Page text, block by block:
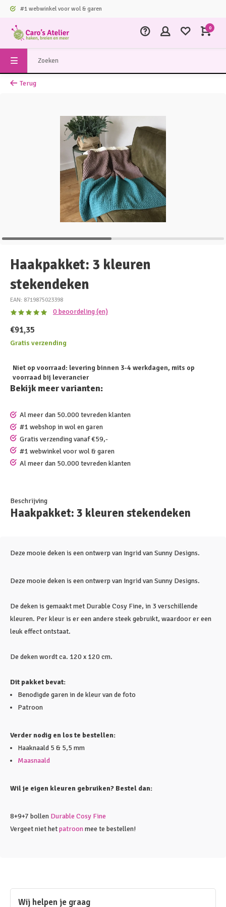
#1 webwinkel voor wol & garen
0
Terug
Haakpakket: 3 kleuren
stekendeken
EAN: 8719875023398
0 beoordeling (en)
€91,35
Gratis verzending
Niet op voorraad: levering binnen 3-4 werkdagen, mits op
voorraad bij leverancier
Bekijk meer varianten:
Al meer dan 50.000 tevreden klanten
#1 webshop in wol en garen
Gratis verzending vanaf €59,-
#1 webwinkel voor wol & garen
Al meer dan 50.000 tevreden klanten
Beschrijving
Haakpakket: 3 kleuren stekendeken
Deze mooie deken is een ontwerp van Ingrid van Sunny Designs.
Deze mooie deken is een ontwerp van Ingrid van Sunny Designs.
De deken is gemaakt met Durable Cosy Fine, in 3 verschillende
kleuren. Per kleur is er een andere steek gebruikt, waardoor er een
leuk effect ontstaat.
De deken wordt ca. 120 x 120 cm.
Dit pakket bevat:
Benodigde garen in de kleur van de foto
Patroon
Verder nodig en los te bestellen:
Haaknaald 5 & 5,5 mm
Maasnaald
Wil je eigen kleuren gebruiken? Bestel dan:
8+9+7 bollen Durable Cosy Fine
Vergeet niet hetpatroonmee te bestellen!
Wij helpen je graag